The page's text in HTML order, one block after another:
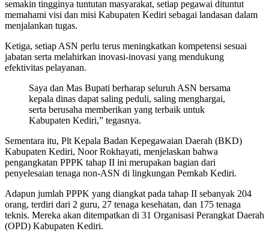
semakin tingginya tuntutan masyarakat, setiap pegawai dituntut
memahami visi dan misi Kabupaten Kediri sebagai landasan dalam
menjalankan tugas.
Ketiga, setiap ASN perlu terus meningkatkan kompetensi sesuai
jabatan serta melahirkan inovasi-inovasi yang mendukung
efektivitas pelayanan.
Saya dan Mas Bupati berharap seluruh ASN bersama
kepala dinas dapat saling peduli, saling menghargai,
serta berusaha memberikan yang terbaik untuk
Kabupaten Kediri,” tegasnya.
Sementara itu, Plt Kepala Badan Kepegawaian Daerah (BKD)
Kabupaten Kediri, Noor Rokhayati, menjelaskan bahwa
pengangkatan PPPK tahap II ini merupakan bagian dari
penyelesaian tenaga non-ASN di lingkungan Pemkab Kediri.
Adapun jumlah PPPK yang diangkat pada tahap II sebanyak 204
orang, terdiri dari 2 guru, 27 tenaga kesehatan, dan 175 tenaga
teknis. Mereka akan ditempatkan di 31 Organisasi Perangkat Daerah
(OPD) Kabupaten Kediri.